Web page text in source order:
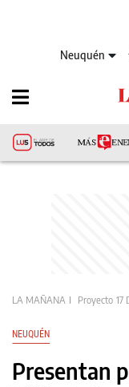
Neuquén
LA MAÑANA Proyecto 17
NEUQUÉN
Presentan